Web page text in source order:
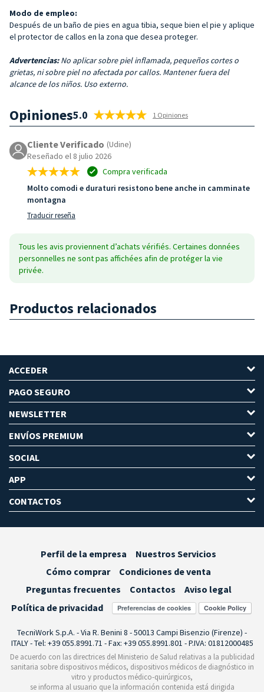
Modo de empleo:
Después de un baño de pies en agua tibia, seque bien el pie y aplique
el protector de callos en la zona que desea proteger.
Advertencias: No aplicar sobre piel inflamada, pequeños cortes o
grietas, ni sobre piel no afectada por callos. Mantener fuera del
alcance de los niños. Uso externo.
Opiniones5.0 1 Opiniones
Cliente Verificado (Udine)
Reseñado el 8 julio 2026
Compra verificada
Molto comodi e duraturi resistono bene anche in camminate
montagna
Traducir reseña
Tous les avis proviennent d’achats vérifiés. Certaines données
personnelles ne sont pas affichées afin de protéger la vie
privée.
Productos relacionados
ACCEDER
PAGO SEGURO
NEWSLETTER
ENVÍOS PREMIUM
SOCIAL
APP
CONTACTOS
Perfil de la empresa
Nuestros Servicios
Cómo comprar
Condiciones de venta
Preguntas frecuentes
Contactos
Aviso legal
Política de privacidad
Preferencias de cookies
TecniWork S.p.A. - Via R. Benini 8 - 50013 Campi Bisenzio (Firenze) -
ITALY - Tel: +39 055.8991.71 - Fax: +39 055.8991.801 - P.IVA: 01812000485
De acuerdo con las directrices del Ministerio de Salud relativas a la publicidad
sanitaria sobre dispositivos médicos, dispositivos médicos de diagnóstico in
vitro y productos médico-quirúrgicos,
se informa al usuario que la información contenida está dirigida